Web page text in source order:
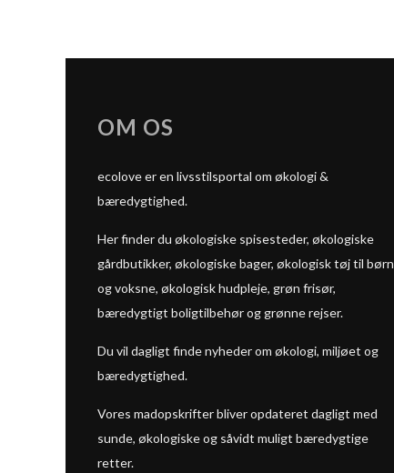
OM OS
ecolove er en livsstilsportal om økologi &
bæredygtighed.
Her finder du økologiske spisesteder, økologiske
gårdbutikker, økologiske bager, økologisk tøj til børn
og voksne, økologisk hudpleje, grøn frisør,
bæredygtigt boligtilbehør og grønne rejser.
Du vil dagligt finde nyheder om økologi, miljøet og
bæredygtighed.
Vores madopskrifter bliver opdateret dagligt med
sunde, økologiske og såvidt muligt bæredygtige
retter.